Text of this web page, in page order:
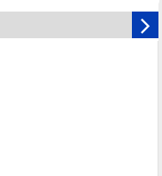
Konspirasi Israel